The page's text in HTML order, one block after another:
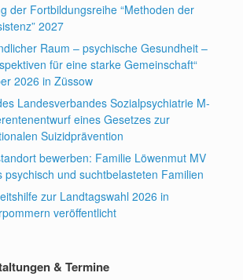
der Fortbildungsreihe “Methoden der
2027
Raum – psychische Gesundheit –
für eine starke Gemeinschaft“
2026 in Züssow
Landesverbandes Sozialpsychiatrie M-
eines Gesetzes zur
Suizidprävention
bewerben: Familie Löwenmut MV
psychisch und suchtbelasteten Familien
zur Landtagswahl 2026 in
veröffentlicht
& Termine